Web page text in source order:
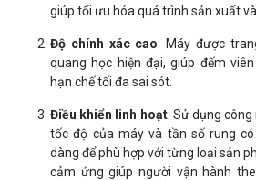
giúp tối ưu hóa quá trình sản xuất
Độ chính xác cao: Máy được
quang học hiện đại, giúp đếm
hạn chế tối đa sai sót.
Điều khiển linh hoạt: Sử dụng công
tốc độ của máy và tần số rung
dàng để phù hợp với từng loại sản
cảm ứng giúp người vận hành